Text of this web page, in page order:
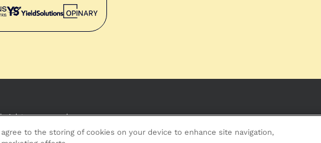
rights reserved
agree to the storing of cookies on your device to enhance site navigation,